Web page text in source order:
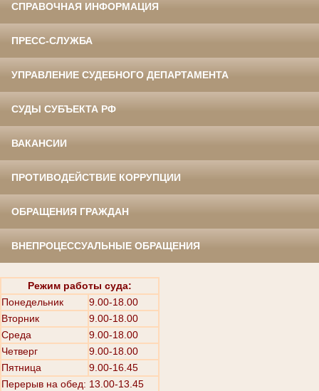
СПРАВОЧНАЯ ИНФОРМАЦИЯ
ПРЕСС-СЛУЖБА
УПРАВЛЕНИЕ СУДЕБНОГО ДЕПАРТАМЕНТА
СУДЫ СУБЪЕКТА РФ
ВАКАНСИИ
ПРОТИВОДЕЙСТВИЕ КОРРУПЦИИ
ОБРАЩЕНИЯ ГРАЖДАН
ВНЕПРОЦЕССУАЛЬНЫЕ ОБРАЩЕНИЯ
Режим работы суда:
Понедельник
9.00-18.00
Вторник
9.00-18.00
Среда
9.00-18.00
Четверг
9.00-18.00
Пятница
9.00-16.45
Перерыв на обед: 13.00-13.45